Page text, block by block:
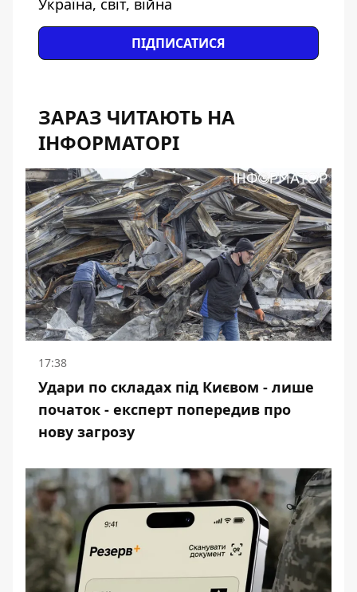
Україна, світ, війна
ПІДПИСАТИСЯ
ЗАРАЗ ЧИТАЮТЬ НА
ІНФОРМАТОРІ
17:38
Удари по складах під Києвом - лише
початок - експерт попередив про
нову загрозу